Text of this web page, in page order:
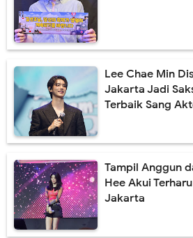
Lee Chae Min
Jakarta Jadi
Terbaik Sang
Tampil Anggun
Hee Akui
Jakarta